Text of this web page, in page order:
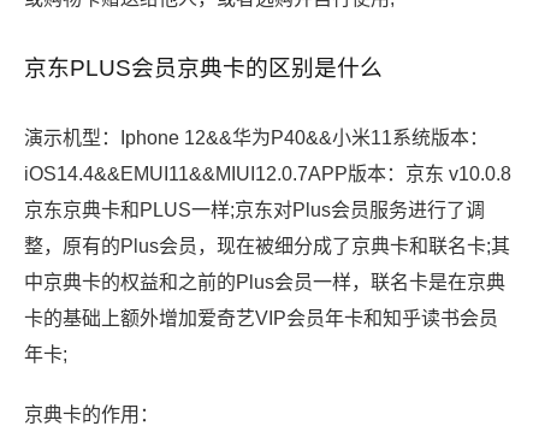
京东PLUS会员京典卡的区别是什么
演示机型：Iphone 12&&华为P40&&小米11系统版本：
iOS14.4&&EMUI11&&MIUI12.0.7APP版本：京东 v10.0.8
京东京典卡和PLUS一样;京东对Plus会员服务进行了调
整，原有的Plus会员，现在被细分成了京典卡和联名卡;其
中京典卡的权益和之前的Plus会员一样，联名卡是在京典
卡的基础上额外增加爱奇艺VIP会员年卡和知乎读书会员
年卡;
京典卡的作用：